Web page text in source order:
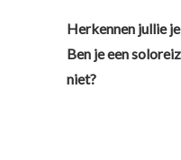
Herkennen jullie
Ben je een
niet?